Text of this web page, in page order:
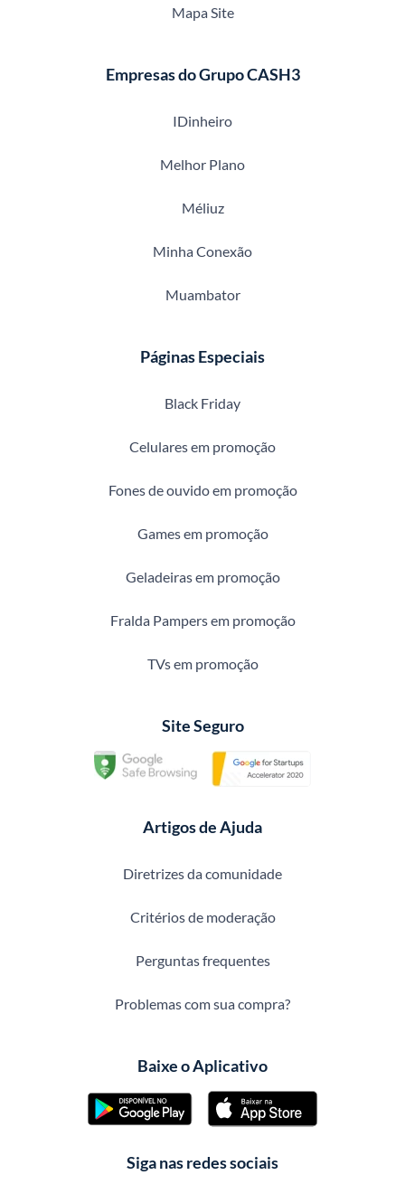
Mapa Site
Empresas do Grupo CASH3
IDinheiro
Melhor Plano
Méliuz
Minha Conexão
Muambator
Páginas Especiais
Black Friday
Celulares em promoção
Fones de ouvido em promoção
Games em promoção
Geladeiras em promoção
Fralda Pampers em promoção
TVs em promoção
Site Seguro
Artigos de Ajuda
Diretrizes da comunidade
Critérios de moderação
Perguntas frequentes
Problemas com sua compra?
Baixe o Aplicativo
Siga nas redes sociais